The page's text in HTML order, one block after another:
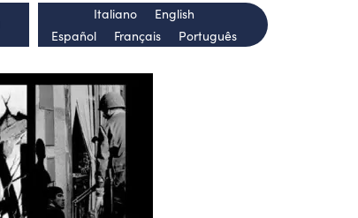
Español Français Português
Italiano English